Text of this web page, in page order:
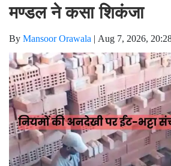
मण्डल ने कसा शिकंजा
By Mansoor Orawala | Aug 7, 2026,